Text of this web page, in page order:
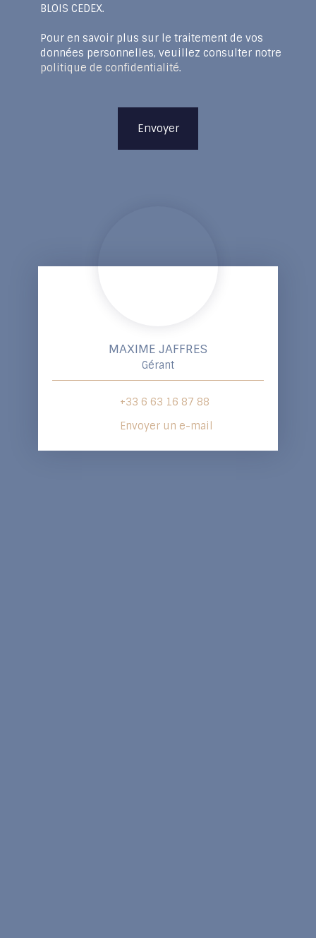
BLOIS CEDEX.
Pour en savoir plus sur le traitement de vos
données personnelles, veuillez consulter notre
politique de confidentialité.
Envoyer
MAXIME JAFFRES
Gérant
+33 6 63 16 87 88
Envoyer un e-mail